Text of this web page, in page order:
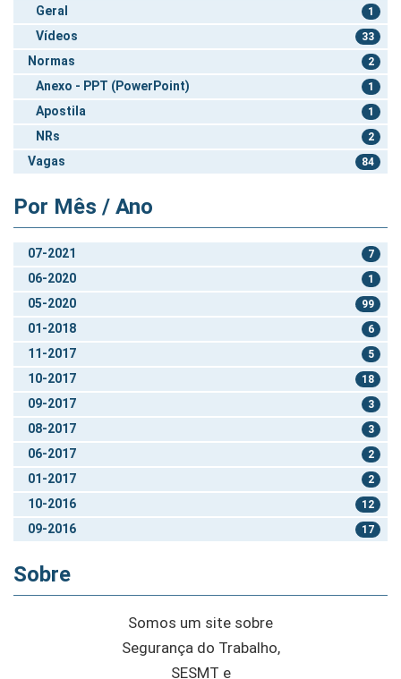
Geral 1
Vídeos 33
Normas 2
Anexo - PPT (PowerPoint) 1
Apostila 1
NRs 2
Vagas 84
Por Mês / Ano
07-2021 7
06-2020 1
05-2020 99
01-2018 6
11-2017 5
10-2017 18
09-2017 3
08-2017 3
06-2017 2
01-2017 2
10-2016 12
09-2016 17
Sobre
Somos um site sobre
Segurança do Trabalho,
SESMT e